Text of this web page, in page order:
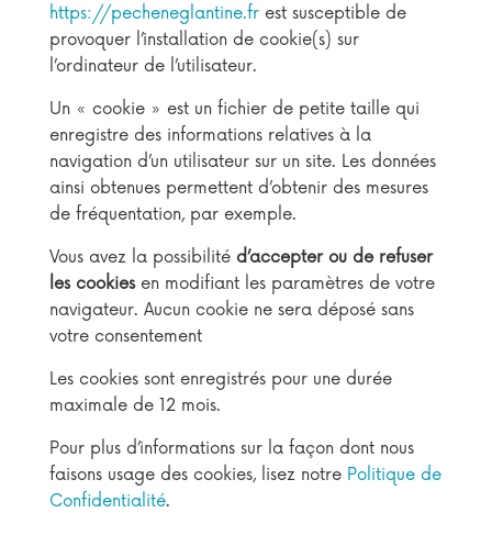
https://pecheneglantine.frest susceptible de
provoquer l’installation de cookie(s) sur
l’ordinateur de l’utilisateur.
Un « cookie » est un fichier de petite taille qui
enregistre des informations relatives à la
navigation d’un utilisateur sur un site. Les données
ainsi obtenues permettent d’obtenir des mesures
de fréquentation, par exemple.
Vous avez la possibilité d’accepter ou de refuser
les cookiesen modifiant les paramètres de votre
navigateur. Aucun cookie ne sera déposé sans
votre consentement
Les cookies sont enregistrés pour une durée
maximale de 12 mois.
Pour plus d’informations sur la façon dont nous
faisons usage des cookies, lisez notre Politique de
Confidentialité.